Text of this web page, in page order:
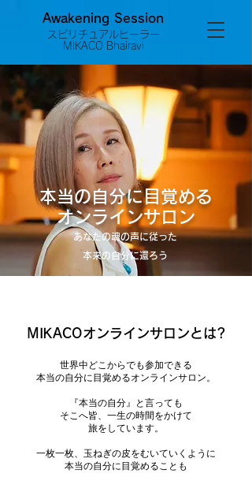
Awakening Session
スピリチュアルヒーラー
MIKACO Bhairavi
本当の自分に目覚める
​オンラインサロン
あなたの魂の声に従った
​本来の自分に還ろう
MIKACOオンラインサロンとは?
世界中どこからでも参加できる
本当の自分に目覚めるオンラインサロン。
『本当の自分』と言っても
そこへ皆、一生の時間をかけて
旅をしています。
一枚一枚、玉ねぎの皮をむいていくように
本当の自分に目覚めることも